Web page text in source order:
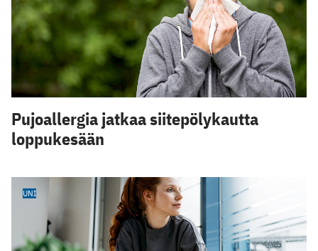
Pujoallergia jatkaa siitepölykautta
loppukesään
UNI